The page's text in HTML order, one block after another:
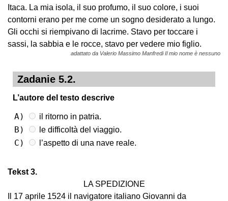
Itaca. La mia isola, il suo profumo, il suo colore, i suoi
contorni erano per me come un sogno desiderato a lungo.
Gli occhi si riempivano di lacrime. Stavo per toccare i
sassi, la sabbia e le rocce, stavo per vedere mio figlio.
adattato da Valerio Massimo Manfredi Il mio nome è nessuno
Zadanie 5.2.
L’autore del testo descrive
A) il ritorno in patria.
B) le difficoltà del viaggio.
C) l’aspetto di una nave reale.
Tekst 3.
LA SPEDIZIONE
Il 17 aprile 1524 il navigatore italiano Giovanni da